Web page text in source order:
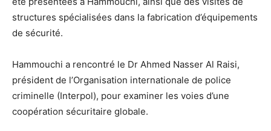
structures spécialisées dans la fabrication d’équipements
de sécurité.
Hammouchi a rencontré le Dr Ahmed Nasser Al Raisi,
président de l’Organisation internationale de police
criminelle (Interpol), pour examiner les voies d’une
coopération sécuritaire globale.